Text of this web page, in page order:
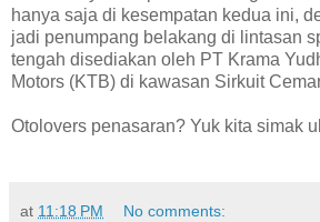
hanya saja di kesempatan kedua ini,
jadi penumpang belakang di lintasan
tengah disediakan oleh PT Krama
Motors (KTB) di kawasan Sirkuit
Otolovers penasaran? Yuk kita simak
at 11:18 PM No comments: